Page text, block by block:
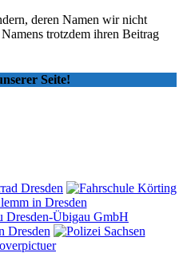
deren Namen wir nicht
trotzdem ihren Beitrag
Seite!